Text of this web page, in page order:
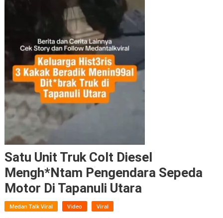
Satu Unit Truk Colt Diesel
Mengh*ntam Pengendara Sepeda
Motor Di Tapanuli Utara
Medan Talk Viral Video Viral